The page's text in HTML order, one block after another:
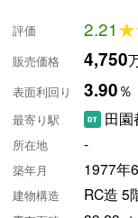
評価 2.21
販売価格 4,750
表面利回り 3.90％
最寄り駅 田園
所在地 -
築年月 1977年
建物構造 RC造 5